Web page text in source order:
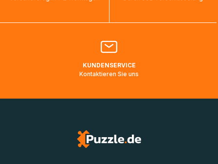
bearbeitet werden.
Bitte kontaktieren Sie denKundenservicefalls Ihr Paket
Lieferadressen in Deutschland oder Europa mehrere Tage
KUNDENSERVICE
Kontaktieren Sie uns